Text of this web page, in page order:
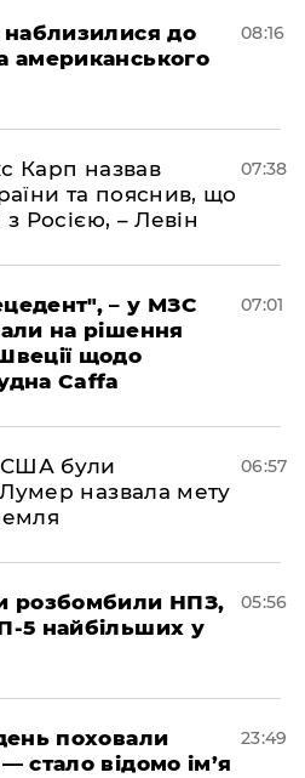
наблизилися до
американського
08:16
Карп назвав
та пояснив, що
з Росією, – Левін
07:38
– у МЗС
на рішення
щодо
Caffa
07:01
США були
назвала мету
06:57
розбомбили НПЗ,
5 найбільших у
05:56
поховали
стало відомо ім’я
23:49